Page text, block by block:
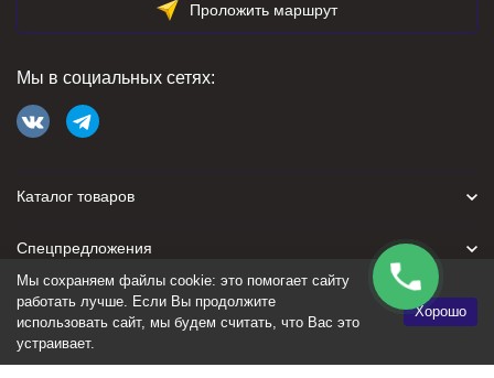
Проложить маршрут
Мы в социальных сетях:
Каталог товаров
Спецпредложения
Для покупателя
Политика персональных данных
Мы сохраняем файлы cookie: это помогает сайту
работать лучше. Если Вы продолжите
использовать сайт, мы будем считать, что Вас это
устраивает.
Хорошо